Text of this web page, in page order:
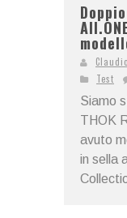
Test
Siamo
THOK
avuto
in sella